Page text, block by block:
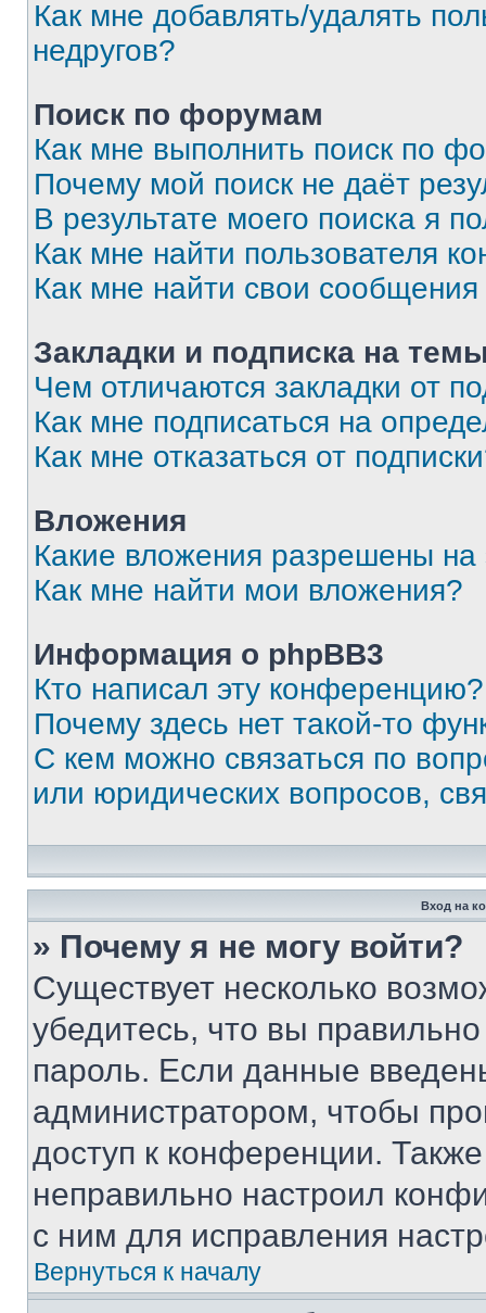
Как мне добавлять/удалять
недругов?
Поиск по форумам
Как мне выполнить поиск по
Почему мой поиск не даёт
В результате моего поиска я
Как мне найти пользователя
Как мне найти свои
Закладки и подписка на
Чем отличаются закладки от
Как мне подписаться на
Как мне отказаться от
Вложения
Какие вложения разрешены
Как мне найти мои вложения?
Информация о phpBB3
Кто написал эту конференцию?
Почему здесь нет такой-то
С кем можно связаться по
или юридических вопросов,
Вход на
» Почему я не могу войти?
Существует несколько
убедитесь, что вы
пароль. Если данные
администратором, чтобы
доступ к конференции.
неправильно настроил
с ним для исправления
Вернуться к началу